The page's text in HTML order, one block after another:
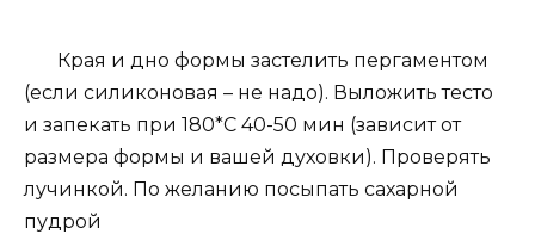
Края и дно формы застелить пергаментом
(если силиконовая – не надо). Выложить тесто
и запекать при 180*С 40-50 мин (зависит от
размера формы и вашей духовки). Проверять
лучинкой. По желанию посыпать сахарной
пудрой